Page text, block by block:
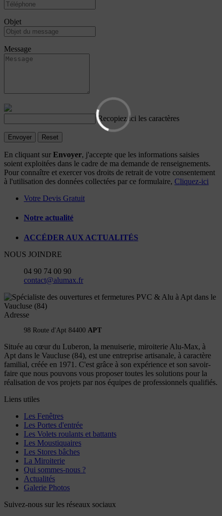
Objet
Message
Recopiez ici les caractères
Envoyer Reset
En cliquant sur Envoyer, j'accepte que les informations saisies
soient exploitées dans le cadre de ma demande de renseignements.
Pour connaître et exercer vos droits de retrait de votre consentement
à l'utilisation des données collectées par ce formulaire, Cliquez-ici
Votre Devis Gratuit
Notre actualité
ACCÉDER AUX ACTUALITÉS
NOUS JOINDRE
04 90 74 00 90
contact@alumax.fr
Adresse
98 Route d'Apt 84400 APT
Située au cœur du Luberon, la menuiserie, miroiterie Alu-Max, à
Apt dans le Vaucluse (84), est une entreprise artisanale, à caractère
familial, créée en 1971. C'est grâce à son expérience et son savoir-
faire que nous pouvons vous proposer toutes les solutions pour la
réalisation de vos projets par nos équipes de professionnels qualifiés.
Liens utiles
Les Fenêtres
Les Portes d'entrée
Les Volets roulants et battants
Les Moustiquaires
Les Stores bâches
La Miroiterie
Qui sommes-nous ?
Actualités
Galerie Photos
Suivez-nous sur les réseaux sociaux